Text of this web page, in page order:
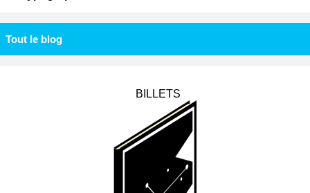
Tout le blog
BILLETS